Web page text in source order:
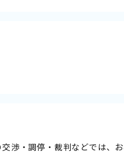
渉・調停・裁判などでは、